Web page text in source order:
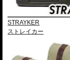
STRAYKER
ストレイカー